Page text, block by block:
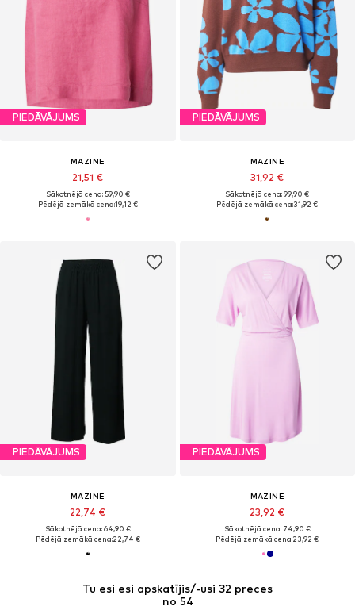
Tu esi esi apskatījis/-usi 32 preces
no 54
PIEDĀVĀJUMS
MAZINE
21,51 €
Sākotnējā cena: 59,90 €
Pēdējā zemākā cena:19,12 €
PIEDĀVĀJUMS
MAZINE
31,92 €
Sākotnējā cena: 99,90 €
Pēdējā zemākā cena:31,92 €
PIEDĀVĀJUMS
MAZINE
22,74 €
Sākotnējā cena: 64,90 €
Pēdējā zemākā cena:22,74 €
PIEDĀVĀJUMS
MAZINE
23,92 €
Sākotnējā cena: 74,90 €
Pēdējā zemākā cena:23,92 €